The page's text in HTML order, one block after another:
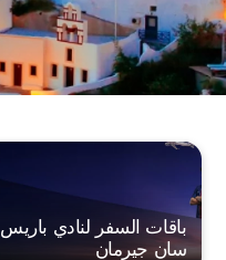
باقات السفر لنادي باريس
سان جيرمان